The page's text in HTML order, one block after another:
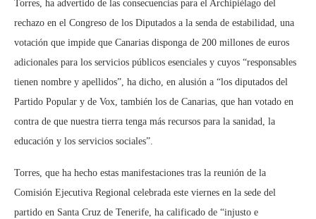
Torres, ha advertido de las consecuencias para el Archipiélago del
rechazo en el Congreso de los Diputados a la senda de estabilidad, una
votación que impide que Canarias disponga de 200 millones de euros
adicionales para los servicios públicos esenciales y cuyos “responsables
tienen nombre y apellidos”, ha dicho, en alusión a “los diputados del
Partido Popular y de Vox, también los de Canarias, que han votado en
contra de que nuestra tierra tenga más recursos para la sanidad, la
educación y los servicios sociales”.
Torres, que ha hecho estas manifestaciones tras la reunión de la
Comisión Ejecutiva Regional celebrada este viernes en la sede del
partido en Santa Cruz de Tenerife, ha calificado de “injusto e